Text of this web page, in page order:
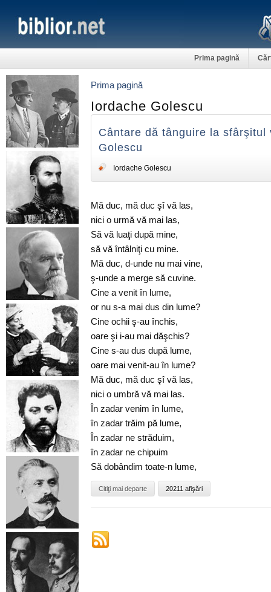
Prima pagină
Prima pagină
Iordache Golescu
Cântare dă tânguire la
Golescu
Iordache Golescu
Mă duc, mă duc şî vă las,
nici o urmă vă mai las,
Să vă luaţi după mine,
să vă întâlniţi cu mine.
Mă duc, d-unde nu mai vine,
ş-unde a merge să cuvine.
Cine a venit în lume,
or nu s-a mai dus din lume?
Cine ochii ş-au închis,
oare şi i-au mai dăşchis?
Cine s-au dus după lume,
oare mai venit-au în lume?
Mă duc, mă duc şî vă las,
nici o umbră vă mai las.
În zadar venim în lume,
în zadar trăim pă lume,
În zadar ne străduim,
în zadar ne chipuim
Să dobândim toate-n lume,
Citiţi mai departe 20211 afişări